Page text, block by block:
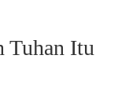
Tuhan Itu